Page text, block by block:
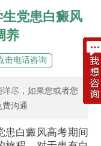
党患白癜风
养
击电话咨询
尽，如果您或者您
沟通
患白癜风高考期间